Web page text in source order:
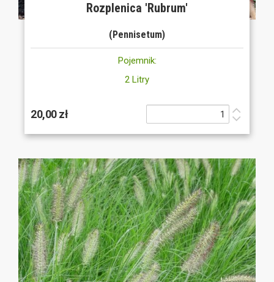
Rozplenica 'Rubrum'
(Pennisetum)
Pojemnik:
2 Litry
20,00 zł